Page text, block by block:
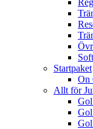
Startpaket
On
Allt för